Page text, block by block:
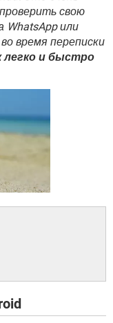
свою
WhatsApp или
время переписки
легко и быстро